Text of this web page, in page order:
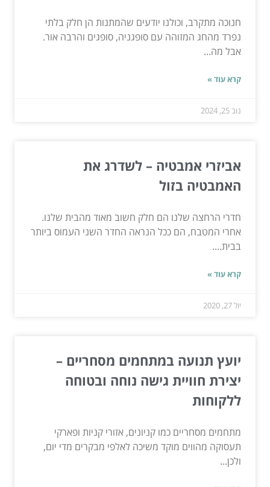
חנוכה מתקרב, וכולנו יודעים שהמתנות הן חלק בלתי
נפרד מהחג המזוהה עם סופגניה, סופגים והרבה אור.
אבל מה...
קרא עוד »
נוב 25, 2024
אביזרי אמבטיה – לשדרג את
האמבטיה בזול
חדרי הרחצה שלנו הם חלק חשוב מאוד מהבית שלנו.
אחרי המטבח, הם ככל הנראה החדר השני העמוס ביותר
בבית....
קרא עוד »
יול 27, 2020
יועץ תנועה במתחמים מסחריים –
יצירת חוויית גישה נוחה ובטוחה
ללקוחות
מתחמים מסחריים כמו קניונים, אזורי קניות ופארקי
תעסוקה מהווים מוקד משיכה לאלפי מבקרים מדי יום,
ולכן...